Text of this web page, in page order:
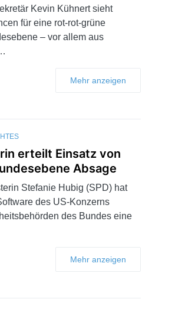
Kevin Kühnert sieht
für eine rot-rot-grüne
– vor allem aus
Mehr anzeigen
erteilt Einsatz von
Absage
Stefanie Hubig (SPD) hat
des US-Konzerns
des Bundes eine
Mehr anzeigen